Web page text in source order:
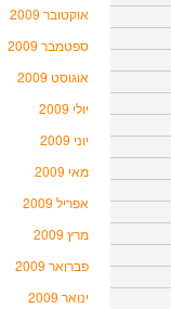
אוקטובר 2009
ספטמבר 2009
אוגוסט 2009
יולי 2009
יוני 2009
מאי 2009
אפריל 2009
מרץ 2009
פברואר 2009
ינואר 2009